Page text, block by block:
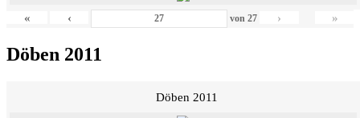
« ‹ von27 › »
Döben 2011
Döben 2011